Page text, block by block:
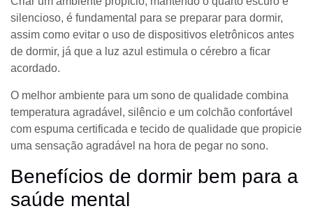
silencioso, é fundamental para se preparar para dormir,
assim como evitar o uso de dispositivos eletrônicos antes
de dormir, já que a luz azul estimula o cérebro a ficar
acordado.
O melhor ambiente para um sono de qualidade combina
temperatura agradável, silêncio e um colchão confortável
com espuma certificada e tecido de qualidade que propicie
uma sensação agradável na hora de pegar no sono.
Benefícios de dormir bem para a
saúde mental